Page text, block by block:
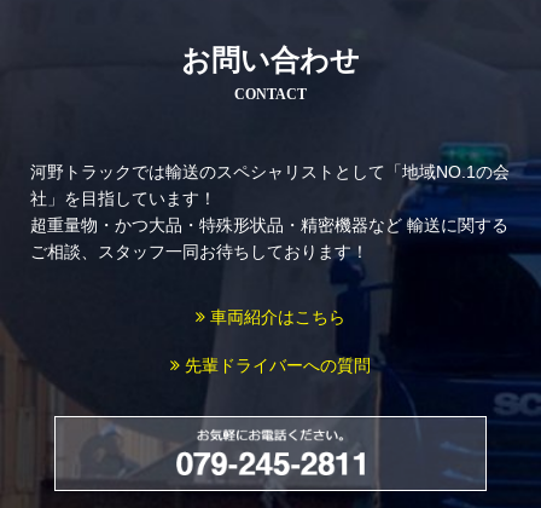
お問い合わせ
CONTACT
河野トラックでは輸送のスペシャリストとして「地域NO.1の会
社」を目指しています！
超重量物・かつ大品・特殊形状品・精密機器など 輸送に関する
ご相談、スタッフ一同お待ちしております！
車両紹介はこちら
先輩ドライバーへの質問